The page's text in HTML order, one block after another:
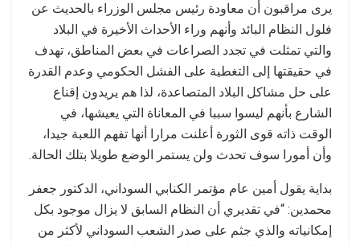
يرى مراقبون أن معاودة رئيس مجلس الوزراء بالحديث عن
فلول النظام البائد وأنهم وراء الأحداث الأخيرة في البلاد
والتي تمثلت في تجدد الصراعات في بعض المناطق، تهدف
في حقيقتها إلى التغطية على الفشل الحكومي وعدم القدرة
على حل مشاكل البلاد المتصاعدة، لذا هم يريدون إقناع
الشارع بأنهم ليسوا سببا في المعاناة التي يعيشها، في
الوقت ذاته قوى الثورة أعلنت مرارا أنها تفهم اللعبة جيدا،
وأن أمورا سوف تحدث ولن يستمر الوضع طويلا بتلك الحالة.
بداية يقول أمين عام مؤتمر الكنابي السوداني، الدكتور جعفر
محمدين: “في تقديري أن النظام السابق لا يزال موجود بكل
إمكانياته والذي جثم على صدر الشعب السوداني لأكثر من